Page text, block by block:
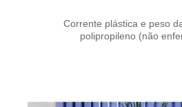
Corrente plástica e peso
polipropileno (não